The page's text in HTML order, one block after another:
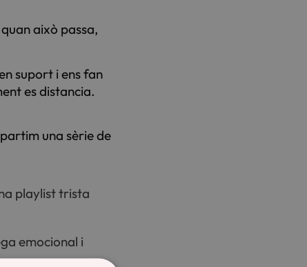
això passa,
suport i ens fan
es distancia.
una sèrie de
playlist trista
emocional i